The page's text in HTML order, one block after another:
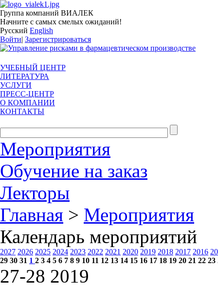
Группа компаний ВИАЛЕК
Начните с самых смелых ожиданий!
Русский English
Войти| Зарегистрироваться
УЧЕБНЫЙ ЦЕНТР
ЛИТЕРАТУРА
УСЛУГИ
ПРЕСС-ЦЕНТР
О КОМПАНИИ
КОНТАКТЫ
Мероприятия
Обучение на заказ
Лекторы
Главная > Мероприятия
Календарь мероприятий
2027 2026 2025 2024 2023 2022 2021 2020 2019 2018 2017 2016
29 30 31 1 2 3 4 5 6 7 8 9 10 11 12 13 14 15 16 17 18 19 20 21 22 23
27-28 2019